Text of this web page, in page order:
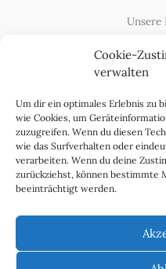
Cookie-
verwalten
Um dir ein optimales Erlebnis zu
wie Cookies, um
zuzugreifen. Wenn du diesen
wie das Surfverhalten oder
verarbeiten. Wenn du deine
zurückziehst, können bestimmte
beeinträchtigt werden.
Unsere
Cookie-